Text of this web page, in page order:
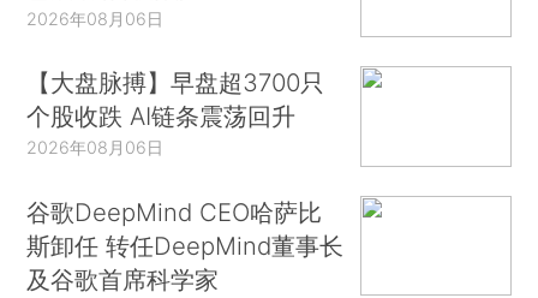
2026年08月06日
【大盘脉搏】早盘超3700只
个股收跌 AI链条震荡回升
2026年08月06日
谷歌DeepMind CEO哈萨比
斯卸任 转任DeepMind董事长
及谷歌首席科学家